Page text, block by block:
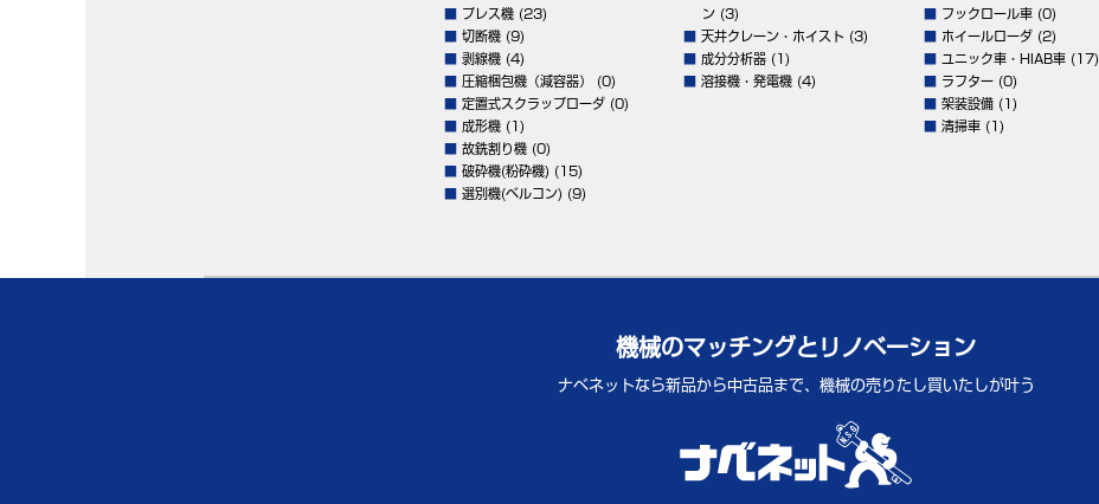
プレス機(23)
切断機(9)
剥線機(4)
圧縮梱包機（減容器）
(0)
定置式スクラップローダ(0)
成形機(1)
故銑割り機(0)
破砕機(粉砕機) (15)
選別機(ベルコン) (9)
ン (3)
天井クレーン・ホイスト (3)
成分分析器 (1)
溶接機・発電機 (4)
フックロール車(0)
ホイールローダ(2)
ユニック車・HIAB車(17)
ラフター(0)
架装設備(1)
清掃車(1)
機械のマッチングとリノベーション
ナベネットなら新品から中古品まで、 機械の売りたし買いたしが叶う